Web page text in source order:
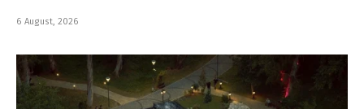
6 August, 2026